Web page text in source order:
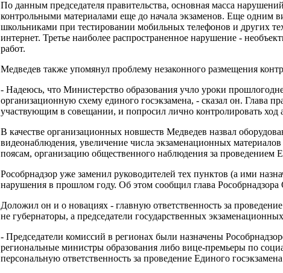
По данным председателя правительства, основная масса
контрольными материалами еще до начала экзаменов. Еще одним
школьниками при тестировании мобильных телефонов и других
интернет. Третье наиболее распространенное нарушение -
работ.
Медведев также упомянул проблему незаконного размещения
- Надеюсь, что Министерство образования учло уроки
организационную схему единого госэкзамена, - сказал он. Глава
участвующим в совещании, и попросил лично контролировать ход
В качестве организационных новшеств Медведев назвал
видеонаблюдения, увеличение числа экзаменационных
поясам, организацию общественного наблюдения за проведением
Рособрнадзор уже заменил руководителей тех пунктов (а ими
нарушения в прошлом году. Об этом сообщил глава Рособрнадзора
Доложил он и о новациях - главную ответственность за
не губернаторы, а председатели государственных
- Председатели комиссий в регионах были назначены
региональные министры образования либо вице-премьеры по
персональную ответственность за проведение Единого